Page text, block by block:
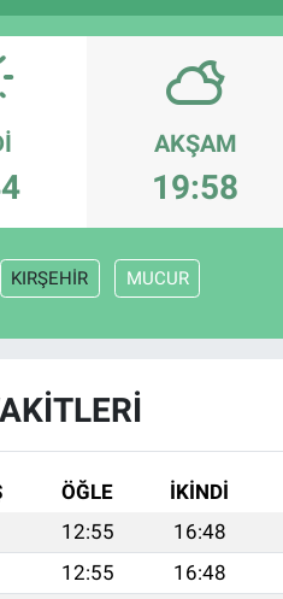
AKŞAM
19:58
KIRŞEHİR MUCUR
ÖĞLE İKINDI
12:55 16:48
12:55 16:48